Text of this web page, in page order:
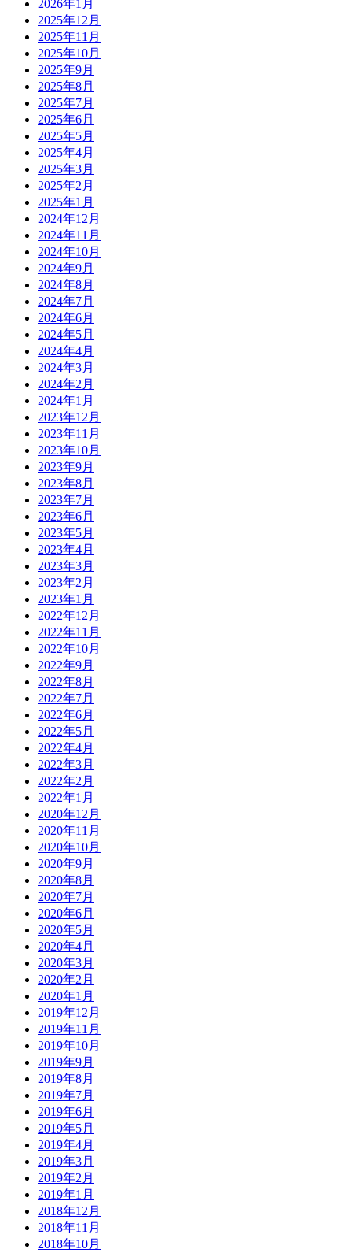
2026年1月
2025年12月
2025年11月
2025年10月
2025年9月
2025年8月
2025年7月
2025年6月
2025年5月
2025年4月
2025年3月
2025年2月
2025年1月
2024年12月
2024年11月
2024年10月
2024年9月
2024年8月
2024年7月
2024年6月
2024年5月
2024年4月
2024年3月
2024年2月
2024年1月
2023年12月
2023年11月
2023年10月
2023年9月
2023年8月
2023年7月
2023年6月
2023年5月
2023年4月
2023年3月
2023年2月
2023年1月
2022年12月
2022年11月
2022年10月
2022年9月
2022年8月
2022年7月
2022年6月
2022年5月
2022年4月
2022年3月
2022年2月
2022年1月
2020年12月
2020年11月
2020年10月
2020年9月
2020年8月
2020年7月
2020年6月
2020年5月
2020年4月
2020年3月
2020年2月
2020年1月
2019年12月
2019年11月
2019年10月
2019年9月
2019年8月
2019年7月
2019年6月
2019年5月
2019年4月
2019年3月
2019年2月
2019年1月
2018年12月
2018年11月
2018年10月